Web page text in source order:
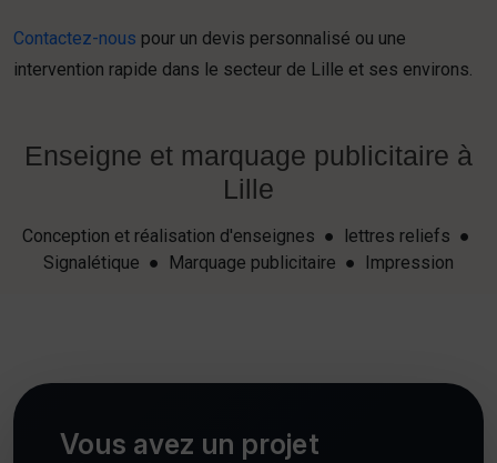
Contactez-nous pour un devis personnalisé ou une
intervention rapide dans le secteur de Lille et ses environs.
Enseigne et marquage publicitaire à
Lille
Conception et réalisation d'enseignes ● lettres reliefs ●
Signalétique ● Marquage publicitaire ● Impression
Vous avez un projet